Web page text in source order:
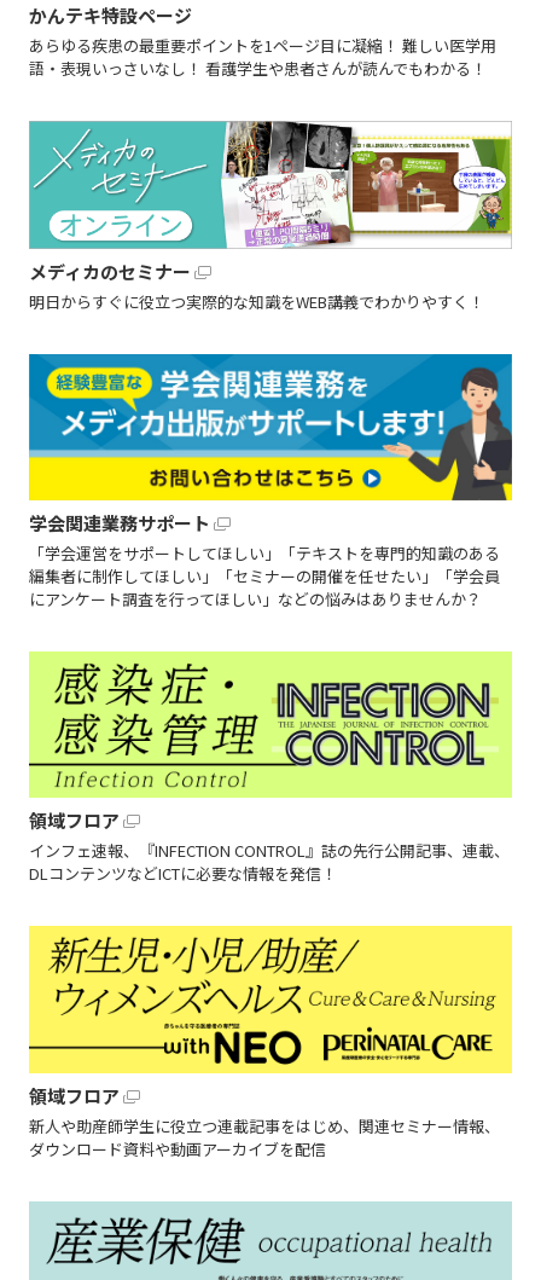
かんテキ特設ページ
あらゆる疾患の最重要ポイントを1ページ目に凝縮！ 難しい医学用
語・表現いっさいなし！ 看護学生や患者さんが読んでもわかる！
メディカのセミナー
明日からすぐに役立つ実際的な知識をWEB講義でわかりやすく！
学会関連業務サポート
「学会運営をサポートしてほしい」「テキストを専門的知識のある
編集者に制作してほしい」「セミナーの開催を任せたい」「学会員
にアンケート調査を行ってほしい」などの悩みはありませんか？
領域フロア
インフェ速報、『INFECTION CONTROL』誌の先行公開記事、連載、
DLコンテンツなどICTに必要な情報を発信！
領域フロア
新人や助産師学生に役立つ連載記事をはじめ、関連セミナー情報、
ダウンロード資料や動画アーカイブを配信